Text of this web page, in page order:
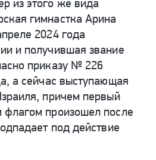
из этого же вида
гимнастка Арина
2024 года
и получившая звание
приказу № 226
а сейчас выступающая
причем первый
произошел после
под действие